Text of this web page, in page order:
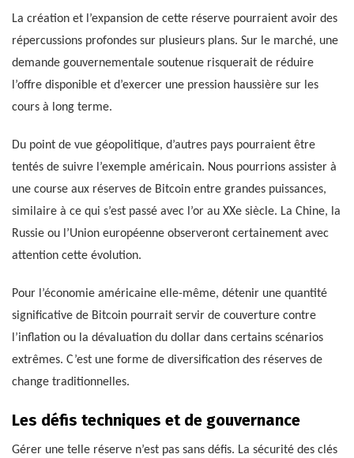
La création et l’expansion de cette réserve pourraient avoir des
répercussions profondes sur plusieurs plans. Sur le marché, une
demande gouvernementale soutenue risquerait de réduire
l’offre disponible et d’exercer une pression haussière sur les
cours à long terme.
Du point de vue géopolitique, d’autres pays pourraient être
tentés de suivre l’exemple américain. Nous pourrions assister à
une course aux réserves de Bitcoin entre grandes puissances,
similaire à ce qui s’est passé avec l’or au XXe siècle. La Chine, la
Russie ou l’Union européenne observeront certainement avec
attention cette évolution.
Pour l’économie américaine elle-même, détenir une quantité
significative de Bitcoin pourrait servir de couverture contre
l’inflation ou la dévaluation du dollar dans certains scénarios
extrêmes. C’est une forme de diversification des réserves de
change traditionnelles.
Les défis techniques et de gouvernance
Gérer une telle réserve n’est pas sans défis. La sécurité des clés